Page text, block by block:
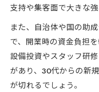
支持や集客面で大きな強
また、自治体や国の助
で、開業時の資金負担
設備投資やスタッフ研
があり、30代からの新
が切れるでしょう。